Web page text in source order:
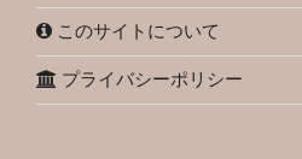
このサイトについて
プライバシーポリシー